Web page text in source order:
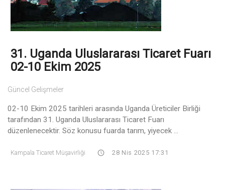
31. Uganda Uluslararası Ticaret Fuarı
02-10 Ekim 2025
Güncel Gelişmeler
02-10 Ekim 2025 tarihleri arasında Uganda Üreticiler Birliği
tarafından 31. Uganda Uluslararası Ticaret Fuarı
düzenlenecektir. Söz konusu fuarda tarım, yiyecek ...
Kampala Ticaret Müşavirliği 28 Nis 2025 17:31